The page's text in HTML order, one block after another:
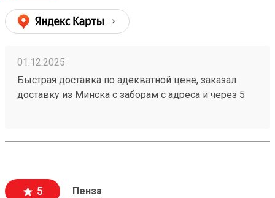
01.12.2025
Быстрая доставка по адекватной цене, заказал
доставку из Минска с заборам с адреса и через 5
5 Пенза